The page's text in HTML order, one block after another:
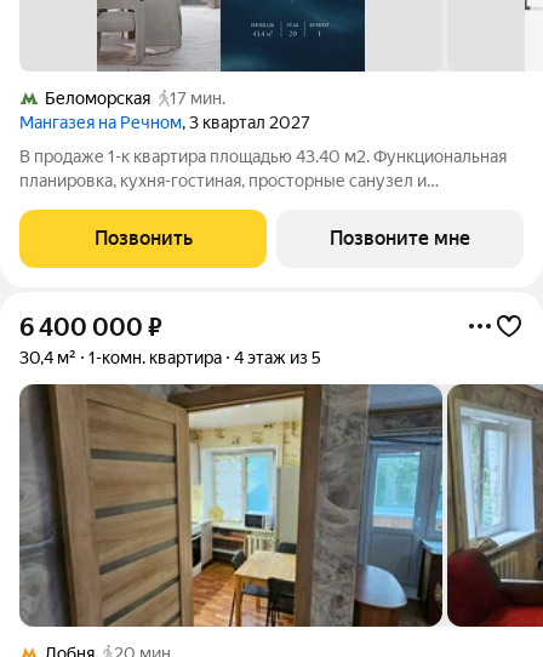
Беломорская
17 мин.
Мангазея на Речном, 3 квартал 2027
В продаже 1-к квартира площадью 43.40 м2. Функциональная
планировка, кухня-гостиная, просторные санузел и
этажного дома. Условия покупки: - Семейная ипотека от 3,5%
на весь срок; - Ипотека 0,11% на
Позвонить Позвоните мне
6 400 000 ₽
30,4 м² 1-комн. квартира 4 этаж из 5